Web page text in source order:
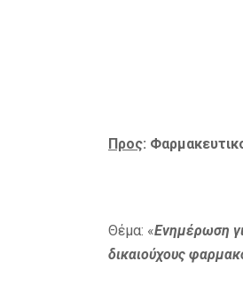
Προς:
Θέμα: «Ενημέρωση
δικαιούχους